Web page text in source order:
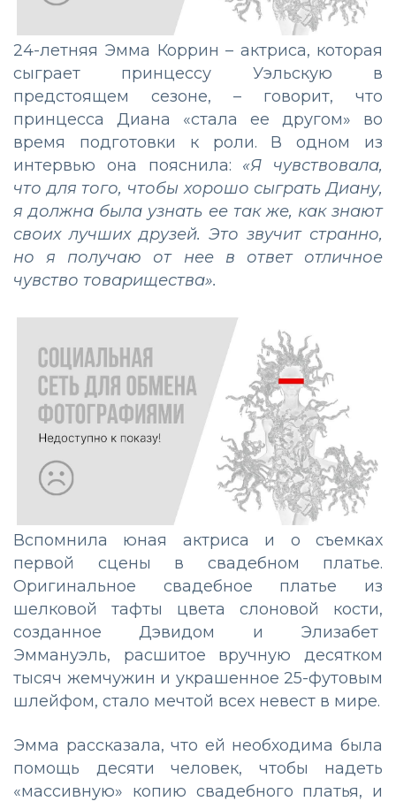
24-летняя Эмма Коррин – актриса, которая
сыграет принцессу Уэльскую в
предстоящем сезоне, – говорит, что
принцесса Диана «стала ее другом» во
время подготовки к роли. В одном из
интервью она пояснила: «Я чувствовала,
что для того, чтобы хорошо сыграть Диану,
я должна была узнать ее так же, как знают
своих лучших друзей. Это звучит странно,
но я получаю от нее в ответ отличное
чувство товарищества».
Вспомнила юная актриса и о съемках
первой сцены в свадебном платье.
Оригинальное
свадебное платье
из
шелковой
тафты цвета слоновой кости,
созданное
Дэвидом и
Элизабет
Эммануэль, расшитое вручную
десятком
тысяч жемчужин и украшенное 25-футовым
шлейфом, стало мечтой всех невест в мире.
Эмма рассказала, что ей необходима была
помощь десяти человек, чтобы надеть
«массивную» копию свадебного платья, и